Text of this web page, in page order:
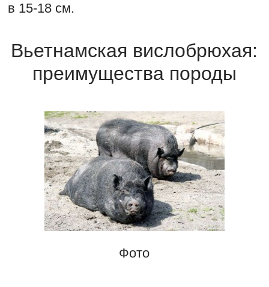
в 15-18 см.
Вьетнамская вислобрюхая:
преимущества породы
Фото